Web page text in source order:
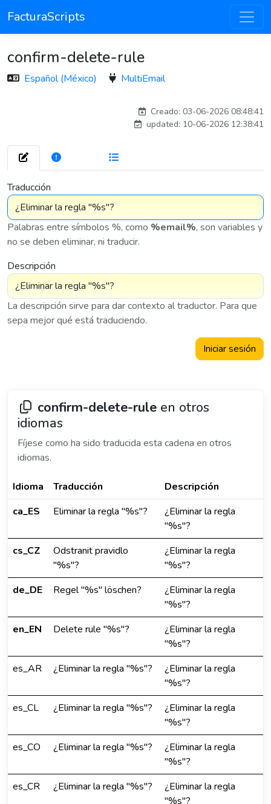
FacturaScripts
confirm-delete-rule
Español (México) MultiEmail
Creado: 03-06-2026 08:48:41
updated: 10-06-2026 12:38:41
Traducción
Palabras entre símbolos %, como %email%, son variables y
no se deben eliminar, ni traducir.
Descripción
La descripción sirve para dar contexto al traductor. Para que
sepa mejor qué está traduciendo.
Iniciar sesión
confirm-delete-rule en otros
idiomas
Fíjese como ha sido traducida esta cadena en otros
idiomas.
Idioma Traducción
Descripción
ca_ES
Eliminar la regla "%s"?
¿Eliminar la regla
"%s"?
cs_CZ
Odstranit pravidlo
"%s"?
¿Eliminar la regla
"%s"?
de_DE
Regel "%s" löschen?
¿Eliminar la regla
"%s"?
en_EN
Delete rule "%s"?
¿Eliminar la regla
"%s"?
es_AR
¿Eliminar la regla "%s"?
¿Eliminar la regla
"%s"?
es_CL
¿Eliminar la regla "%s"?
¿Eliminar la regla
"%s"?
es_CO
¿Eliminar la regla "%s"?
¿Eliminar la regla
"%s"?
es_CR
¿Eliminar la regla "%s"?
¿Eliminar la regla
"%s"?